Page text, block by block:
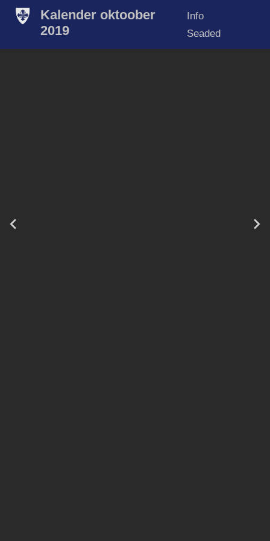
Kalender oktoober
2019
Info
Seaded